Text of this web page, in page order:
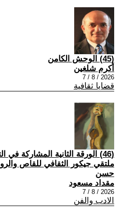
(45) الوحش الكامن
أكرم شلغين
2026 / 8 / 7
قضايا ثقافية
(46) الورقة الثانية المشاركة في
ملتقي جيكور الثقافي للقاص
حسن
مقداد مسعود
2026 / 8 / 7
الادب والفن